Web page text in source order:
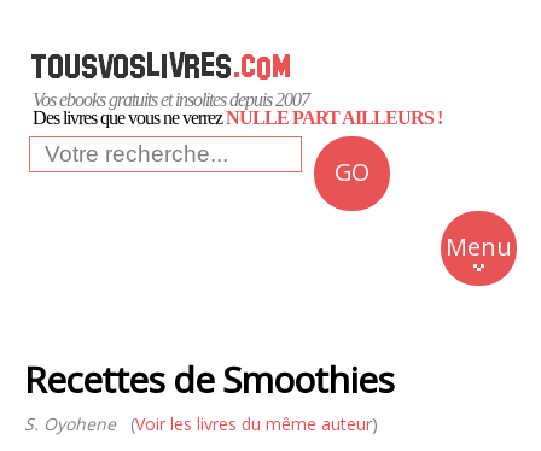
Vos ebooks gratuits et insolites depuis 2007
Des livres que vous ne verrezNULLE PART AILLEURS !
GO
Menu
Insolite
Business
Recettes de Smoothies
S. Oyohene(Voir les livres du même auteur)